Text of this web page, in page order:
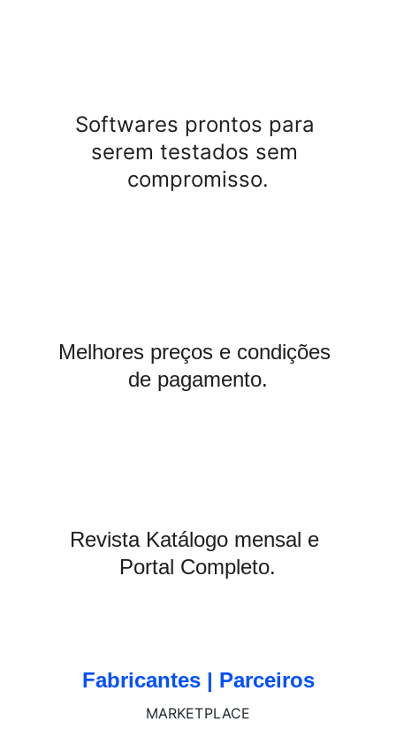
Softwares prontos para
serem testados sem
compromisso.
Melhores preços e condições
de pagamento.
Revista Katálogo mensal e
Portal Completo.
Fabricantes | Parceiros
MARKETPLACE